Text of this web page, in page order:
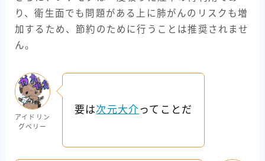
り、衛生面でも問題がある上に肺がんのリスクも増
加するため、節約のために行うことは推奨されませ
ん。
アイドリン
グベリー
要は次元大介 ってことだ